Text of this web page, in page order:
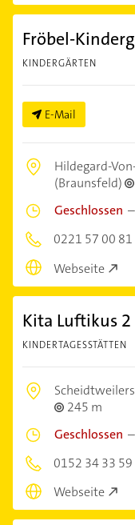
Fröbel-
KINDERGÄRTEN
E-Mail
Hildegard-
(Braunsfeld)
Geschlossen –
0221 57 00 81
Webseite
Kita Luftikus 2
KINDERTAGESSTÄTTEN
245 m
Geschlossen –
0152 34 33 59
Webseite